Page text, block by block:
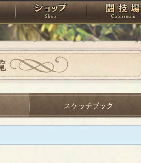
スタジオ ショップ
スケッチブック